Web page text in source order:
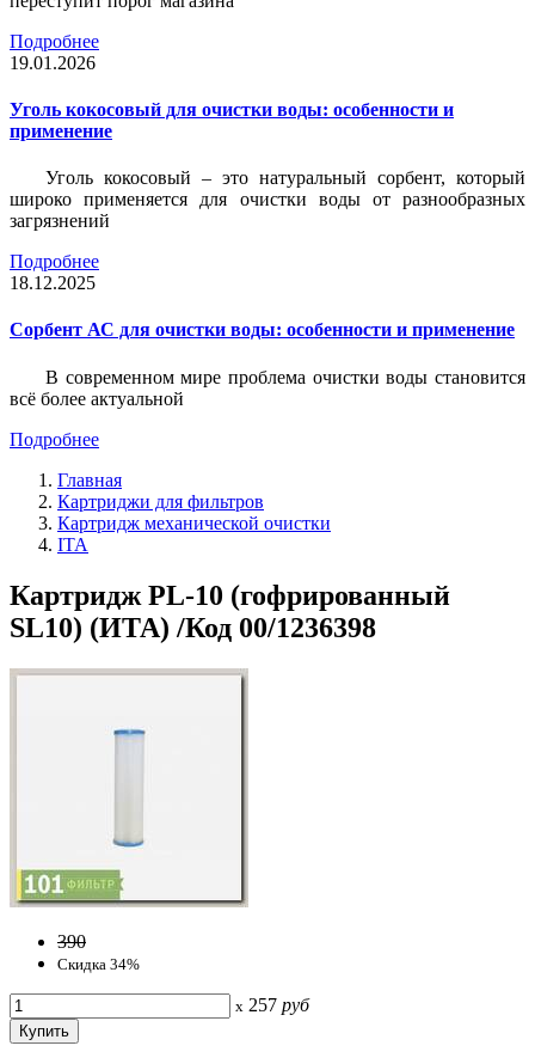
Подробнее
19.01.2026
Уголь кокосовый для очистки воды: особенности и
применение
Уголь кокосовый – это натуральный сорбент, который
широко применяется для очистки воды от разнообразных
загрязнений
Подробнее
18.12.2025
Сорбент АС для очистки воды: особенности и применение
В современном мире проблема очистки воды становится
всё более актуальной
Подробнее
Главная
Картриджи для фильтров
Картридж механической очистки
ITA
Картридж PL-10 (гофрированный
SL10) (ИТА) /Код 00/1236398
390
Скидка 34%
x 257 руб